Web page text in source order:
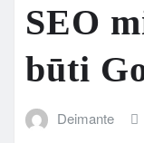
SEO
būti
Deimante